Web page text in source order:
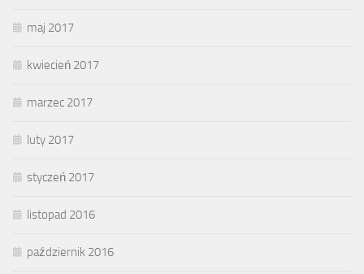
maj 2017
kwiecień 2017
marzec 2017
luty 2017
styczeń 2017
listopad 2016
październik 2016